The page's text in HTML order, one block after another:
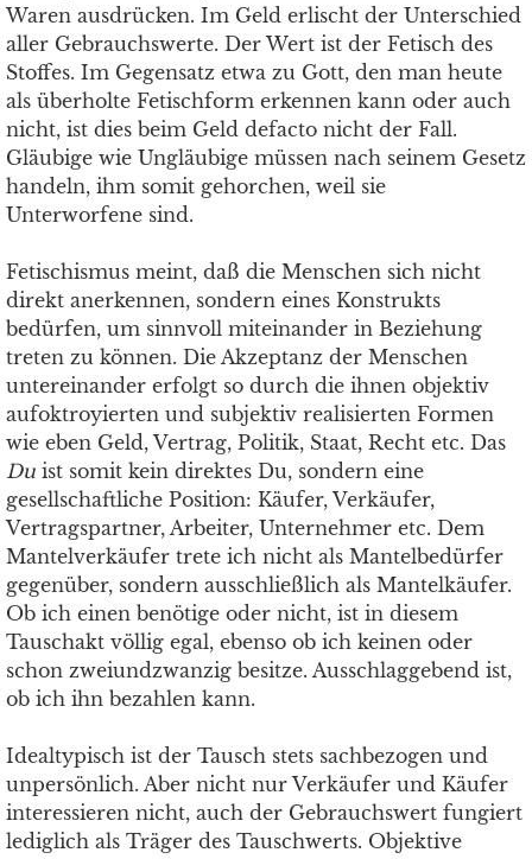
Waren ausdrücken. Im Geld erlischt der Unterschied
aller Gebrauchswerte. Der Wert ist der Fetisch des
Stoffes. Im Gegensatz etwa zu Gott, den man heute
als überholte Fetischform erkennen kann oder auch
nicht, ist dies beim Geld defacto nicht der Fall.
Gläubige wie Ungläubige müssen nach seinem Gesetz
handeln, ihm somit gehorchen, weil sie
Unterworfene sind.
Fetischismus meint, daß die Menschen sich nicht
direkt anerkennen, sondern eines Konstrukts
bedürfen, um sinnvoll miteinander in Beziehung
treten zu können. Die Akzeptanz der Menschen
untereinander erfolgt so durch die ihnen objektiv
aufoktroyierten und subjektiv realisierten Formen
wie eben Geld, Vertrag, Politik, Staat, Recht etc. Das
Du ist somit kein direktes Du, sondern eine
gesellschaftliche Position: Käufer, Verkäufer,
Vertragspartner, Arbeiter, Unternehmer etc. Dem
Mantelverkäufer trete ich nicht als Mantelbedürfer
gegenüber, sondern ausschließlich als Mantelkäufer.
Ob ich einen benötige oder nicht, ist in diesem
Tauschakt völlig egal, ebenso ob ich keinen oder
schon zweiundzwanzig besitze. Ausschlaggebend ist,
ob ich ihn bezahlen kann.
Idealtypisch ist der Tausch stets sachbezogen und
unpersönlich. Aber nicht nur Verkäufer und Käufer
interessieren nicht, auch der Gebrauchswert fungiert
lediglich als Träger des Tauschwerts. Objektive